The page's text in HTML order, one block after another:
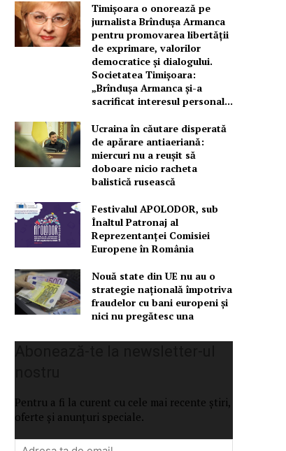
Timișoara o onorează pe
jurnalista Brîndușa Armanca
pentru promovarea libertății
de exprimare, valorilor
democratice și dialogului.
Societatea Timișoara:
„Brîndușa Armanca și-a
sacrificat interesul personal...
Ucraina în căutare disperată
de apărare antiaeriană:
miercuri nu a reușit să
doboare nicio racheta
balistică rusească
Festivalul APOLODOR, sub
Înaltul Patronaj al
Reprezentanței Comisiei
Europene în România
Nouă state din UE nu au o
strategie națională împotriva
fraudelor cu bani europeni și
nici nu pregătesc una
Pentru a fi la curent cu cele mai recente știri,
oferte și anunțuri speciale.